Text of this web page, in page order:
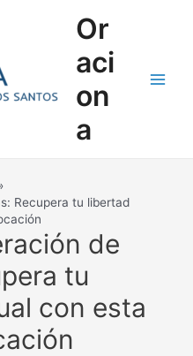
Or
aci
on
a
Recupera tu libertad
de
tu
con esta